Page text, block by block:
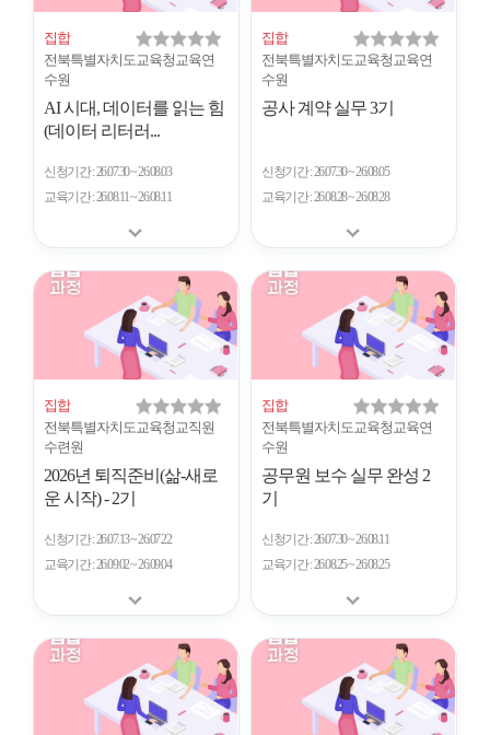
집합
전북특별자치도교육청교육연
수원
AI 시대, 데이터를 읽는 힘
(데이터 리터러...
신청기간 26.07.30 ~ 26.08.03
교육기간 26.08.11 ~ 26.08.11
집합
전북특별자치도교육청교육연
수원
공사 계약 실무 3기
신청기간 26.07.30 ~ 26.08.05
교육기간 26.08.28 ~ 26.08.28
집합
전북특별자치도교육청교직원
수련원
2026년 퇴직준비(삶-새로
운 시작) - 2기
신청기간 26.07.13 ~ 26.07.22
교육기간 26.09.02 ~ 26.09.04
집합
전북특별자치도교육청교육연
수원
공무원 보수 실무 완성 2
기
신청기간 26.07.30 ~ 26.08.11
교육기간 26.08.25 ~ 26.08.25